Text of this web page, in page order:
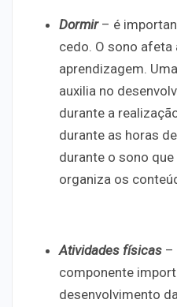
Dormir– é
cedo. O sono afeta
aprendizagem.
auxilia no
durante a
durante as horas
durante o sono
organiza os
Atividades físicas –
componente
desenvolvimento